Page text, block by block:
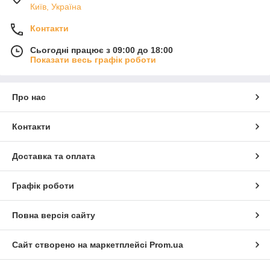
Київ, Україна
Контакти
Сьогодні працює з 09:00 до 18:00
Показати весь графік роботи
Про нас
Контакти
Доставка та оплата
Графік роботи
Повна версія сайту
Сайт створено на маркетплейсі Prom.ua